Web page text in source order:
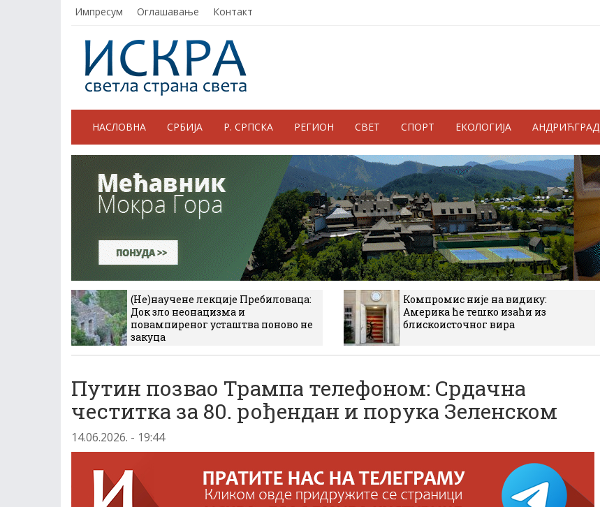
Импресум Оглашавање Контакт
НАСЛОВНА СРБИЈА Р. СРПСКА РЕГИОН СВЕТ СПОРТ ЕКОЛОГИЈА АНДРИЋГРАД
(Не)научене лекције Пребиловаца:
Док зло неонацизма и
повампиреног усташтва поново не
закуца
Компромис није на видику:
Америка ће тешко изаћи из
блискоисточног вира
Путин позвао Трампа телефоном: Срдачна
честитка за 80. рођендан и порука Зеленском
14.06.2026. - 19:44